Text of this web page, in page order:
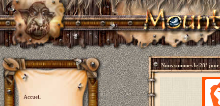
Accueil
Nous sommes le28° jour